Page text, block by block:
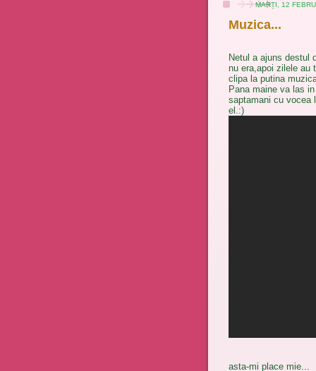
MARȚI, 12
Muzica...
Netul a ajuns destul
nu era,apoi zilele au
clipa la putina
Pana maine va las
saptamani cu vocea
el.:)
asta-mi place mie...